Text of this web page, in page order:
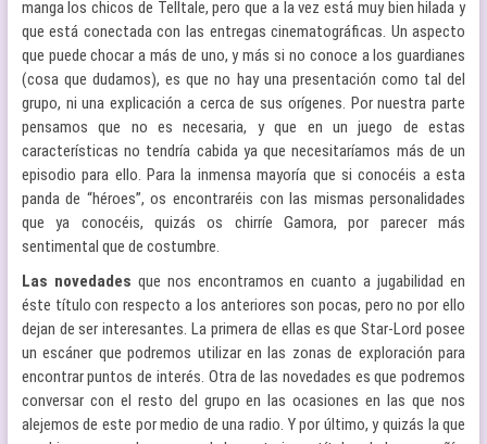
manga los chicos de Telltale, pero que a la vez está muy bien hilada y
que está conectada con las entregas cinematográficas. Un aspecto
que puede chocar a más de uno, y más si no conoce a los guardianes
(cosa que dudamos), es que no hay una presentación como tal del
grupo, ni una explicación a cerca de sus orígenes. Por nuestra parte
pensamos que no es necesaria, y que en un juego de estas
características no tendría cabida ya que necesitaríamos más de un
episodio para ello. Para la inmensa mayoría que si conocéis a esta
panda de “héroes”, os encontraréis con las mismas personalidades
que ya conocéis, quizás os chirríe Gamora, por parecer más
sentimental que de costumbre.
Las novedades que nos encontramos en cuanto a jugabilidad en
éste título con respecto a los anteriores son pocas, pero no por ello
dejan de ser interesantes. La primera de ellas es que Star-Lord posee
un escáner que podremos utilizar en las zonas de exploración para
encontrar puntos de interés. Otra de las novedades es que podremos
conversar con el resto del grupo en las ocasiones en las que nos
alejemos de este por medio de una radio. Y por último, y quizás la que